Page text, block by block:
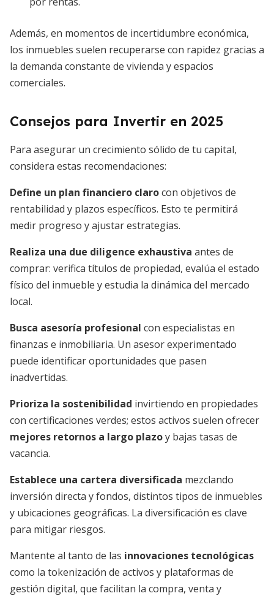
Además, en momentos de incertidumbre económica,
los inmuebles suelen recuperarse con rapidez gracias a
la demanda constante de vivienda y espacios
comerciales.
Consejos para Invertir en 2025
Para asegurar un crecimiento sólido de tu capital,
considera estas recomendaciones:
Define un plan financiero clarocon objetivos de
rentabilidad y plazos específicos. Esto te permitirá
medir progreso y ajustar estrategias.
Realiza una due diligence exhaustiva antes de
comprar: verifica títulos de propiedad, evalúa el estado
físico del inmueble y estudia la dinámica del mercado
local.
Busca asesoría profesional con especialistas en
finanzas e inmobiliaria. Un asesor experimentado
puede identificar oportunidades que pasen
inadvertidas.
Prioriza la sostenibilidad invirtiendo en propiedades
con certificaciones verdes; estos activos suelen ofrecer
mejores retornos a largo plazoy bajas tasas de
vacancia.
Establece una cartera diversificada mezclando
inversión directa y fondos, distintos tipos de inmuebles
y ubicaciones geográficas. La diversificación es clave
para mitigar riesgos.
Mantente al tanto de las innovaciones tecnológicas
como la tokenización de activos y plataformas de
gestión digital, que facilitan la compra, venta y